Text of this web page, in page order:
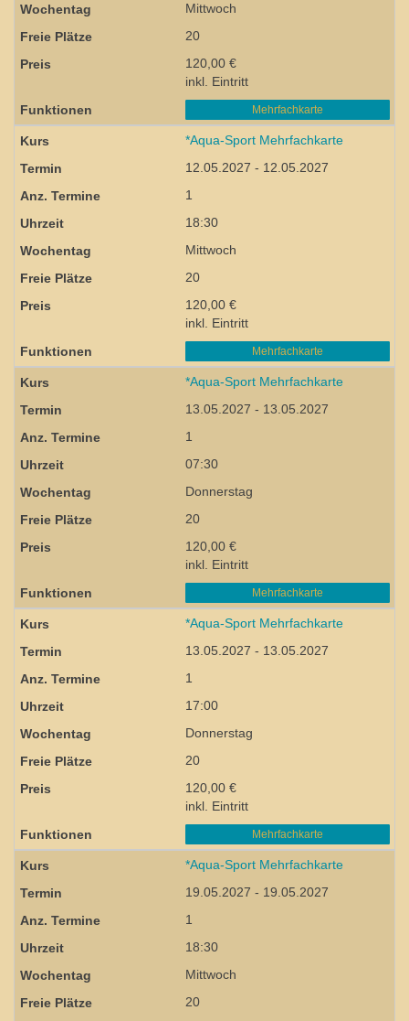
Mittwoch
20
120,00 €
inkl. Eintritt
Mehrfachkarte
*Aqua-Sport Mehrfachkarte
12.05.2027 - 12.05.2027
1
18:30
Mittwoch
20
120,00 €
inkl. Eintritt
Mehrfachkarte
*Aqua-Sport Mehrfachkarte
13.05.2027 - 13.05.2027
1
07:30
Donnerstag
20
120,00 €
inkl. Eintritt
Mehrfachkarte
*Aqua-Sport Mehrfachkarte
13.05.2027 - 13.05.2027
1
17:00
Donnerstag
20
120,00 €
inkl. Eintritt
Mehrfachkarte
*Aqua-Sport Mehrfachkarte
19.05.2027 - 19.05.2027
1
18:30
Mittwoch
20